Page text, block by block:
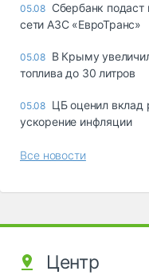
05.08 Сбербанк подаст
сети АЗС «ЕвроТранс»
05.08 В Крыму
топлива до 30 литров
05.08 ЦБ оценил вклад
ускорение инфляции
Все новости
Центр